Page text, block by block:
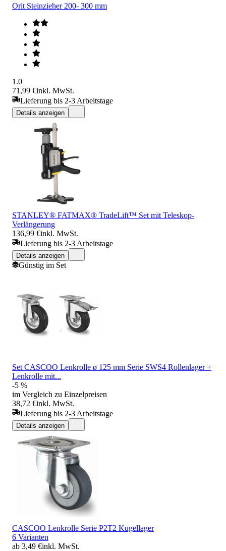
Orit Steinzieher 200- 300 mm
1.0
71,99 €inkl. MwSt.
Lieferung bis 2-3 Arbeitstage
Details anzeigen
STANLEY® FATMAX® TradeLift™ Set mit Teleskop-
Verlängerung
136,99 €inkl. MwSt.
Lieferung bis 2-3 Arbeitstage
Details anzeigen
Günstig im Set
Set CASCOO Lenkrolle ø 125 mm Serie SWS4 Rollenlager +
Lenkrolle mit...
-5 %
im Vergleich zu Einzelpreisen
38,72 €inkl. MwSt.
Lieferung bis 2-3 Arbeitstage
Details anzeigen
CASCOO Lenkrolle Serie P2T2 Kugellager
6 Varianten
ab 3,49 €inkl. MwSt.